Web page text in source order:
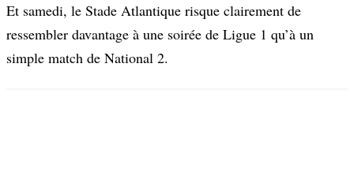
Et samedi, le Stade Atlantique risque clairement de
ressembler davantage à une soirée de Ligue 1 qu’à un
simple match de National 2.